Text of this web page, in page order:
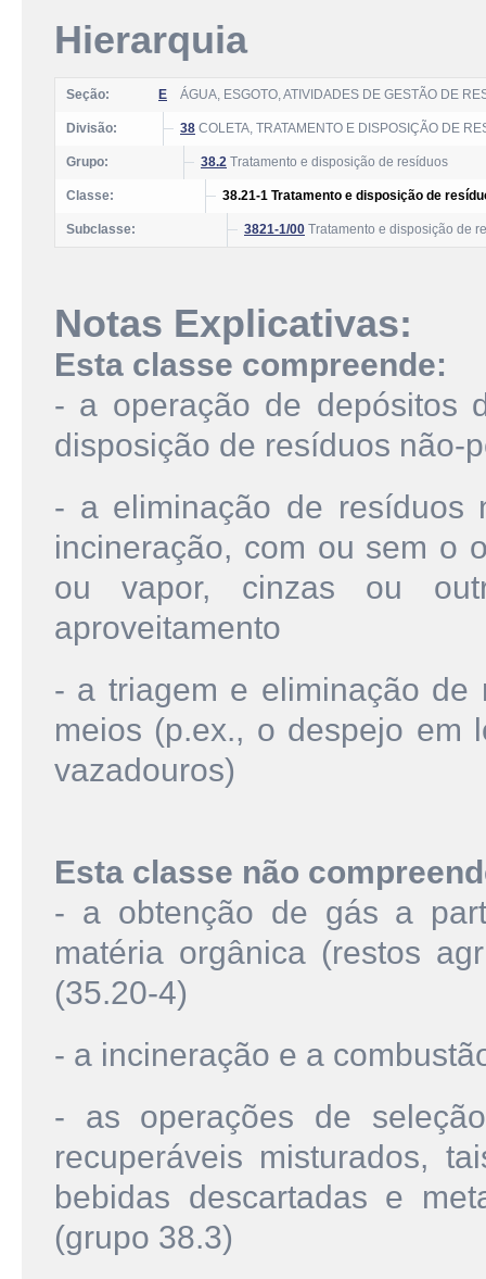
Hierarquia
Seção: E ÁGUA, ESGOTO, ATIVIDADES DE GESTÃO DE
Divisão: 38 COLETA, TRATAMENTO E DISPOSIÇÃO DE
Grupo: 38.2 Tratamento e disposição de resíduos
Classe: 38.21-1 Tratamento e disposição de
Subclasse: 3821-1/00 Tratamento e disposição de
Notas Explicativas:
Esta classe compreende:
- a operação de depósitos
disposição de resíduos não-
- a eliminação de resíduos
incineração, com ou sem o
ou vapor, cinzas ou
aproveitamento
- a triagem e eliminação de
meios (p.ex., o despejo em
vazadouros)
Esta classe não
- a obtenção de gás a
matéria orgânica (restos
(35.20-4)
- a incineração e a
- as operações de
recuperáveis misturados,
bebidas descartadas e
(grupo 38.3)